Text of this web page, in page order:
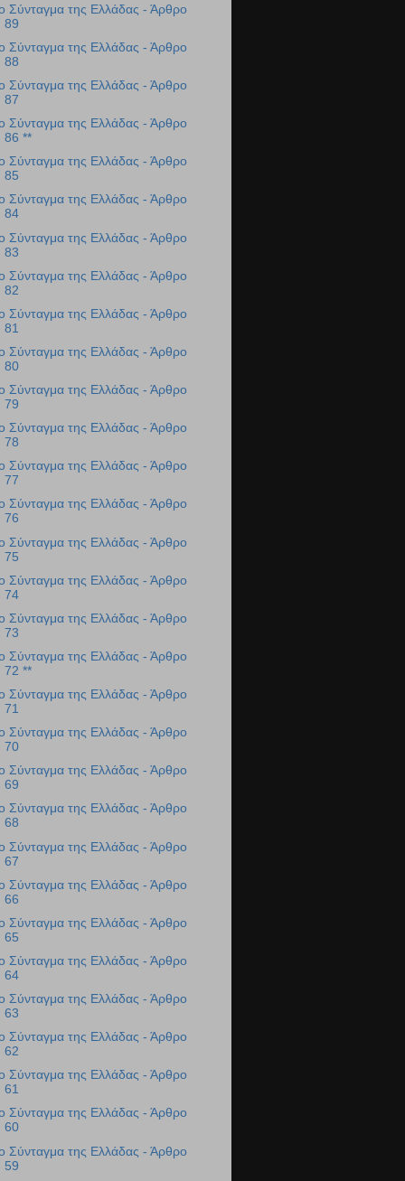
Σύνταγμα της Ελλάδας - Άρθρο
89
Σύνταγμα της Ελλάδας - Άρθρο
88
Σύνταγμα της Ελλάδας - Άρθρο
87
Σύνταγμα της Ελλάδας - Άρθρο
86 **
Σύνταγμα της Ελλάδας - Άρθρο
85
Σύνταγμα της Ελλάδας - Άρθρο
84
Σύνταγμα της Ελλάδας - Άρθρο
83
Σύνταγμα της Ελλάδας - Άρθρο
82
Σύνταγμα της Ελλάδας - Άρθρο
81
Σύνταγμα της Ελλάδας - Άρθρο
80
Σύνταγμα της Ελλάδας - Άρθρο
79
Σύνταγμα της Ελλάδας - Άρθρο
78
Σύνταγμα της Ελλάδας - Άρθρο
77
Σύνταγμα της Ελλάδας - Άρθρο
76
Σύνταγμα της Ελλάδας - Άρθρο
75
Σύνταγμα της Ελλάδας - Άρθρο
74
Σύνταγμα της Ελλάδας - Άρθρο
73
Σύνταγμα της Ελλάδας - Άρθρο
72 **
Σύνταγμα της Ελλάδας - Άρθρο
71
Σύνταγμα της Ελλάδας - Άρθρο
70
Σύνταγμα της Ελλάδας - Άρθρο
69
Σύνταγμα της Ελλάδας - Άρθρο
68
Σύνταγμα της Ελλάδας - Άρθρο
67
Σύνταγμα της Ελλάδας - Άρθρο
66
Σύνταγμα της Ελλάδας - Άρθρο
65
Σύνταγμα της Ελλάδας - Άρθρο
64
Σύνταγμα της Ελλάδας - Άρθρο
63
Σύνταγμα της Ελλάδας - Άρθρο
62
Σύνταγμα της Ελλάδας - Άρθρο
61
Σύνταγμα της Ελλάδας - Άρθρο
60
Σύνταγμα της Ελλάδας - Άρθρο
59